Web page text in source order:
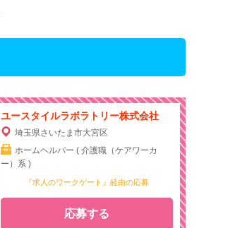
ユースタイルラボラトリー株式会社
埼玉県さいたま市大宮区
ホームヘルパー ( 介護職（ケアワーカ
ー）系 )
『求人のワークゲート』経由の応募
応募する